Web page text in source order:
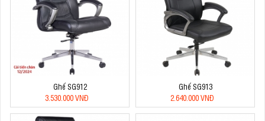
Ghế SG912
3.530.000 VNĐ
Ghế SG913
2.640.000 VNĐ